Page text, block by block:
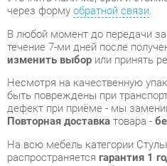
Несмотря на качественную
быть повреждены при
дефект при приёме - мы
Повторная доставкатовара -
распространяетсягарантия 1 год
года с момента приобретения.
Стул Мебельсон Турин 2
соответствующее современному
стандарту.